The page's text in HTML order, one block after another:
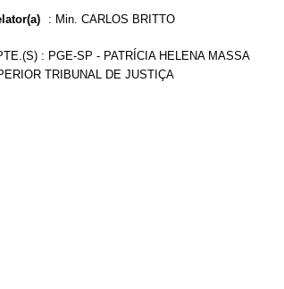
: Min. CARLOS BRITTO
: PGE-SP - PATRÍCIA HELENA MASSA
TRIBUNAL DE JUSTIÇA